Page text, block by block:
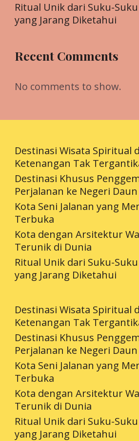
Ritual Unik dari Suku-
yang Jarang Diketahui
Recent Comments
No comments to show.
Destinasi Wisata Spiritual
Ketenangan Tak
Destinasi Khusus
Perjalanan ke Negeri
Kota Seni Jalanan yang
Terbuka
Kota dengan Arsitektur
Terunik di Dunia
Ritual Unik dari Suku-
yang Jarang Diketahui
Destinasi Wisata Spiritual
Ketenangan Tak
Destinasi Khusus
Perjalanan ke Negeri
Kota Seni Jalanan yang
Terbuka
Kota dengan Arsitektur
Terunik di Dunia
Ritual Unik dari Suku-
yang Jarang Diketahui